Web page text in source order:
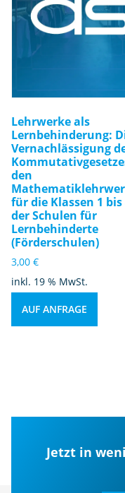
Lehrwerke als
Lernbehinderung:
Vernachlässigung
den
für die Klassen 1 bis
der Schulen für
Lernbehinderte
(Förderschulen)
3,00 €
inkl. 19 % MwSt.
AUF ANFRAGE
Jetzt in